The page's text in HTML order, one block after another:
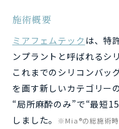
施術概要
ミアフェムテック は、特
ンプラントと呼ばれるシ
これまでのシリコンバッ
を画す新しいカテゴリー
“局所麻酔のみ”で“最短
しました。
※Mia®の総施術